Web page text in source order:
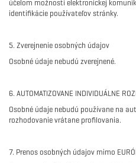
účelom možnosti elektronickej
identifikácie používateľov stránky.
5. Zverejnenie osobných údajov
Osobné údaje nebudú zverejnené.
6. AUTOMATIZOVANE INDIVIDUÁLNE
Osobné údaje nebudú používane na
rozhodovanie vrátane profilovania.
7. Prenos osobných údajov mimo